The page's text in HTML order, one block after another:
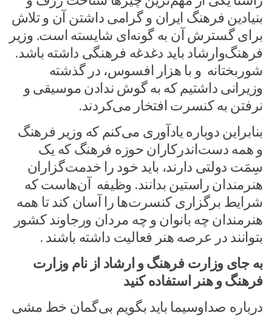
بنیادین فرهنگ ایران و گرامی داشتن آن و تلاش
برای گسترش آن به گونه‌ای شایسته است. وزیر
فرهنگ‌وارشاد باید دغدغه فرهنگی داشته باشد.
شوربختانه و با هزار افسوس، در گذشته
وزیرانی داشتیم که به گوش ندادن موسیقی و
نرفتن به کنسرت افتخار می‌کردند.
بنابراین دوباره یادآوری می‌کنم که وزیر فرهنگ
و همه دست‌اندرکاران حوزه فرهنگ که یک
سِمَت دولتی دارند، باید خود را خدمت‌گزاران
هنرمندان راستین بدانند. وظیفه آن‌هاست که
شرایط برگزاری کنسرت‌ها را آسان کند تا همه
هنرمندان چه بانوان و چه مردان ورجاوند کشور
بتوانند در عرصه هنر فعالیت داشته باشند .
به جای وزارت فرهنگ و ارشاد از نام وزارت
فرهنگ و هنر استفاده کنید
درباره صداوسیما باید بگویم بی‌گمان خط مشی